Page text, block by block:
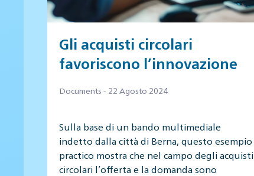
Gli acquisti circolari
favoriscono l’innovazione
Documents - 22 Agosto 2024
Sulla base di un bando multimediale
indetto dalla città di Berna, questo esempio
practico mostra che nel campo degli acquisti
circolari l’offerta e la domanda sono